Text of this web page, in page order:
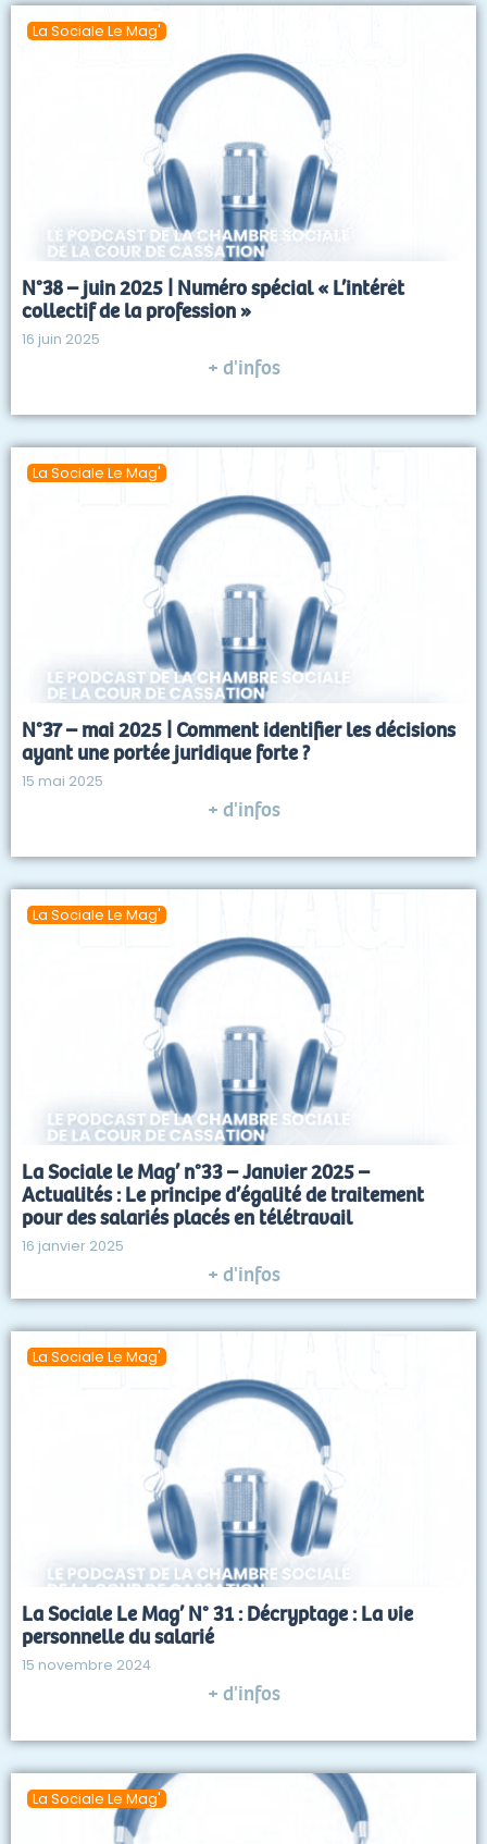
La Sociale Le Mag'
N°38 – juin 2025 | Numéro spécial « L’intérêt
collectif de la profession »
16 juin 2025
+ d'infos
La Sociale Le Mag'
N°37 – mai 2025 | Comment identifier les décisions
ayant une portée juridique forte ?
15 mai 2025
+ d'infos
La Sociale Le Mag'
La Sociale le Mag’ n°33 – Janvier 2025 –
Actualités : Le principe d’égalité de traitement
pour des salariés placés en télétravail
16 janvier 2025
+ d'infos
La Sociale Le Mag'
La Sociale Le Mag’ N° 31 : Décryptage : La vie
personnelle du salarié
15 novembre 2024
+ d'infos
La Sociale Le Mag'